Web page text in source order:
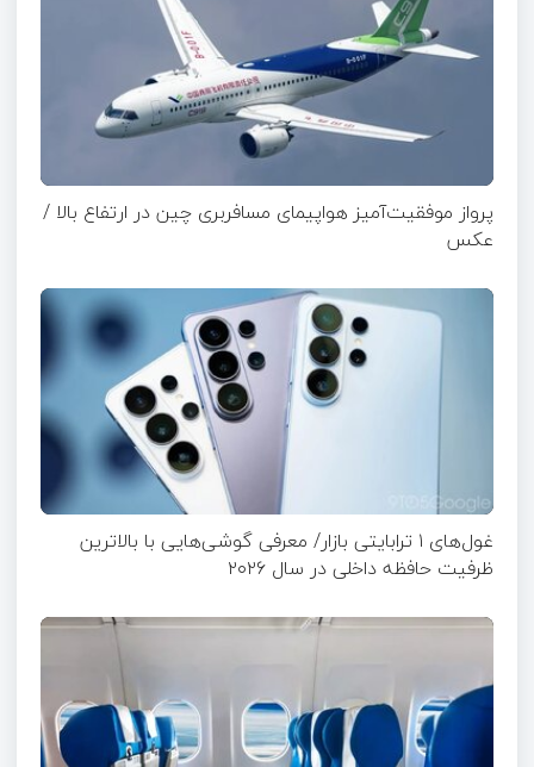
پرواز موفقیت‌آمیز هواپیمای مسافربری چین در ارتفاع بالا /
عکس
غول‌های ۱ ترابایتی بازار/ معرفی گوشی‌هایی با بالاترین
ظرفیت حافظه داخلی در سال ۲۰۲۶